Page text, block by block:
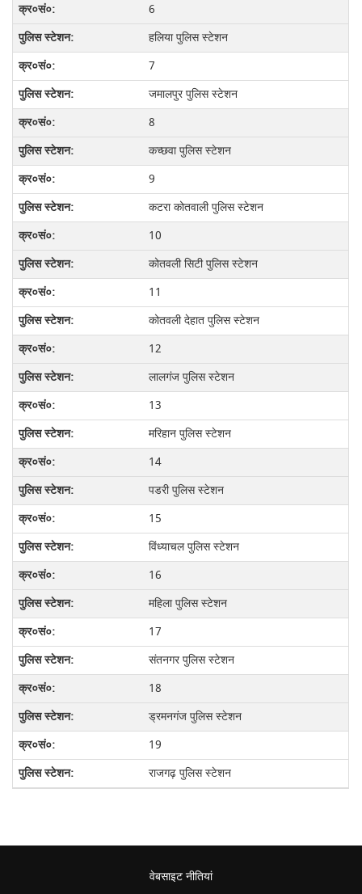
6
हलिया पुलिस स्टेशन
7
जमालपुर पुलिस स्टेशन
8
कच्छवा पुलिस स्टेशन
9
कटरा कोतवाली पुलिस स्टेशन
10
कोतवली सिटी पुलिस स्टेशन
11
कोतवली देहात पुलिस स्टेशन
12
लालगंज पुलिस स्टेशन
13
मरिहान पुलिस स्टेशन
14
पडरी पुलिस स्टेशन
15
विंध्याचल पुलिस स्टेशन
16
महिला पुलिस स्टेशन
17
संतनगर पुलिस स्टेशन
18
ड्रमनगंज पुलिस स्टेशन
19
राजगढ़ पुलिस स्टेशन
वेबसाइट नीतियां